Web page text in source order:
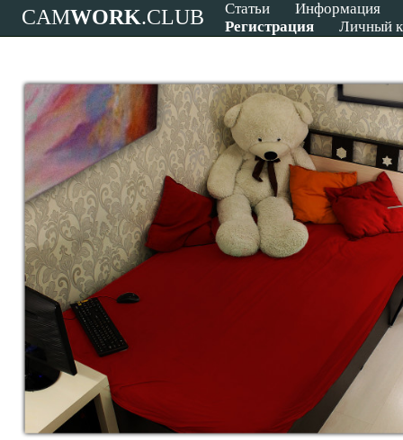
CAMWORK.CLUB Статьи
Информация
Регистрация
Личный